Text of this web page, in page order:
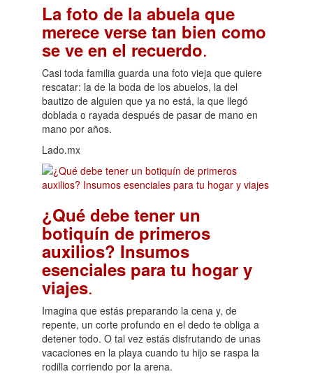
La foto de la abuela que
merece verse tan bien como
se ve en el recuerdo.
Casi toda familia guarda una foto vieja que quiere
rescatar: la de la boda de los abuelos, la del
bautizo de alguien que ya no está, la que llegó
doblada o rayada después de pasar de mano en
mano por años.
Lado.mx
¿Qué debe tener un
botiquín de primeros
auxilios? Insumos
esenciales para tu hogar y
viajes.
Imagina que estás preparando la cena y, de
repente, un corte profundo en el dedo te obliga a
detener todo. O tal vez estás disfrutando de unas
vacaciones en la playa cuando tu hijo se raspa la
rodilla corriendo por la arena.